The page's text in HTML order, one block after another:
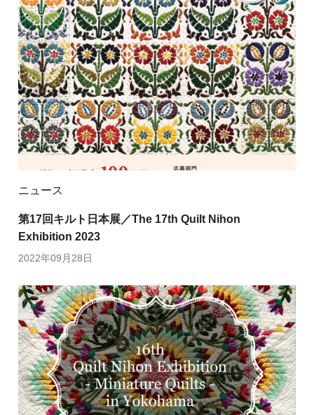
ニュース
第17回キルト日本展／The 17th Quilt Nihon
Exhibition 2023
2022年09月28日